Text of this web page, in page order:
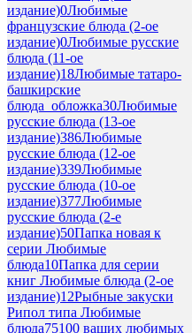
издание)0Любимые
французские блюда (2-ое
издание)0Любимые русские
блюда (11-ое
издание)18Любимые татаро-
башкирские
блюда_обложка30Любимые
русские блюда (13-ое
издание)386Любимые
русские блюда (12-ое
издание)339Любимые
русские блюда (10-ое
издание)377Любимые
русские блюда (2-е
издание)50Папка новая к
серии Любимые
блюда10Папка для серии
книг Любимые блюда (2-ое
издание)12Рыбные закуски
Рипол типа Любимые
блюда75100 ваших любимых